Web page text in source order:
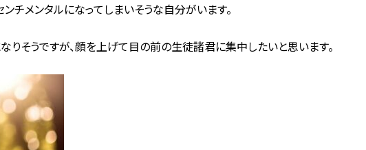
チメンタルになってしまいそうな自分がいます。
りそうですが、顔を上げて目の前の生徒諸君に集中したいと思います。